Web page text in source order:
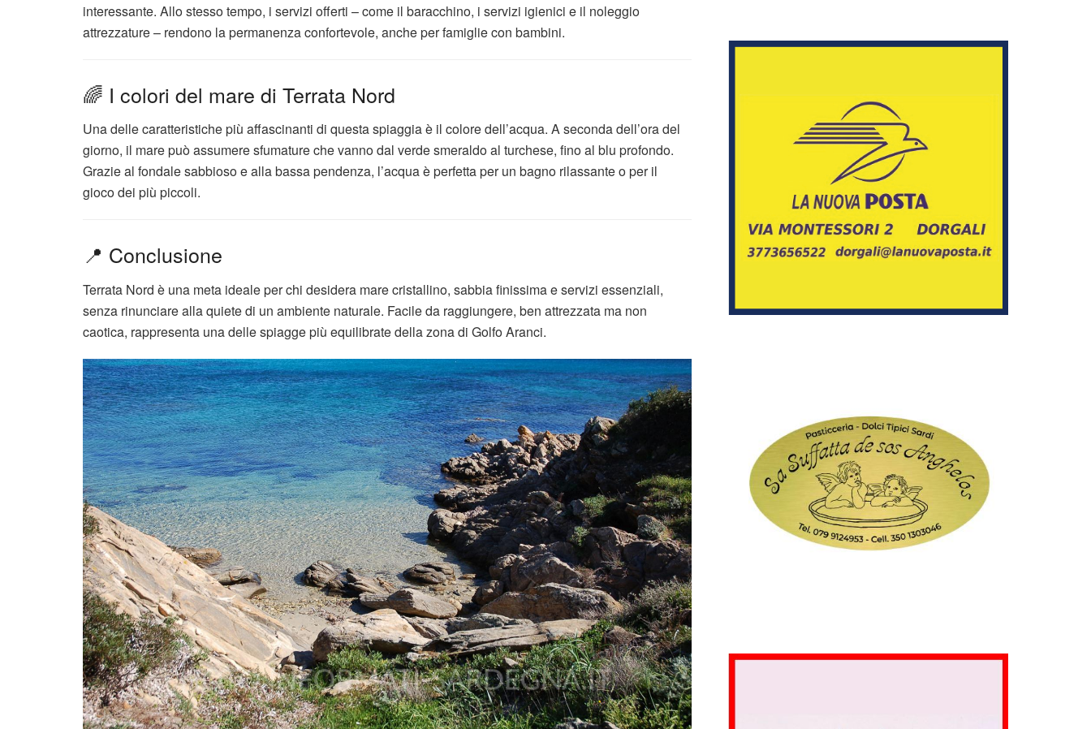
interessante. Allo stesso tempo, i servizi offerti – come il baracchino, i servizi igienici e il noleggio
attrezzature – rendono la permanenza confortevole, anche per famiglie con bambini.
🌈 I colori del mare di Terrata Nord
Una delle caratteristiche più affascinanti di questa spiaggia è il colore dell’acqua. A seconda dell’ora del
giorno, il mare può assumere sfumature che vanno dal verde smeraldo al turchese, fino al blu profondo.
Grazie al fondale sabbioso e alla bassa pendenza, l’acqua è perfetta per un bagno rilassante o per il
gioco dei più piccoli.
📍 Conclusione
Terrata Nord è una meta ideale per chi desidera mare cristallino, sabbia finissima e servizi essenziali,
senza rinunciare alla quiete di un ambiente naturale. Facile da raggiungere, ben attrezzata ma non
caotica, rappresenta una delle spiagge più equilibrate della zona di Golfo Aranci.